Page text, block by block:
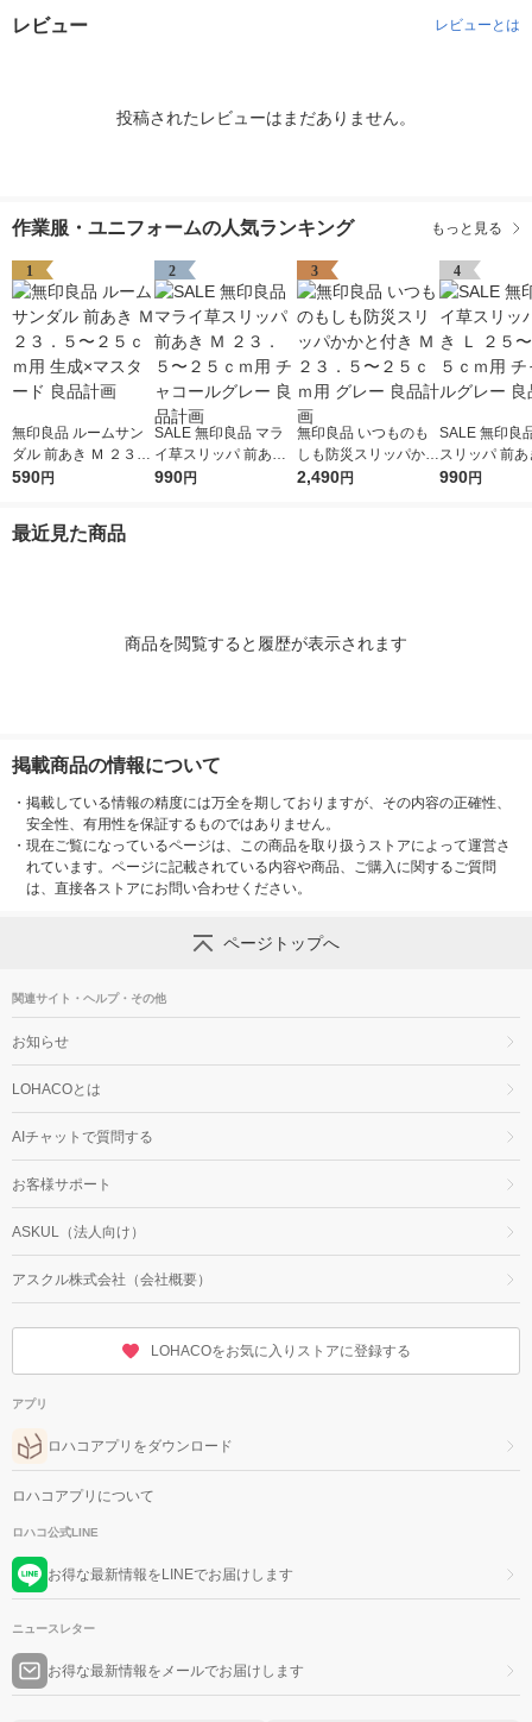
レビュー レビューとは
投稿されたレビューはまだありません。
作業服・ユニフォームの人気ランキング もっと見る
1
無印良品 ルームサン
ダル 前あき Ｍ ２３．
５〜２５ｃｍ用 生成×
590円
2
SALE 無印良品 マラ
イ草スリッパ 前あき
Ｍ ２３．５〜２５ｃ
990円
3
無印良品 いつものも
しも防災スリッパかか
と付き Ｍ ２３．５〜
2,490円
4
SALE 無印良
スリッパ 前あ
５〜２６．５
990円
最近見た商品
商品を閲覧すると履歴が表示されます
掲載商品の情報について
・ 掲載している情報の精度には万全を期しておりますが、その内容の正確性、
安全性、有用性を保証するものではありません。
・ 現在ご覧になっているページは、この商品を取り扱うストアによって運営さ
れています。ページに記載されている内容や商品、ご購入に関するご質問
は、直接各ストアにお問い合わせください。
ページトップへ
関連サイト・ヘルプ・その他
お知らせ
LOHACOとは
AIチャットで質問する
お客様サポート
ASKUL（法人向け）
アスクル株式会社（会社概要）
LOHACOをお気に入りストアに登録する
アプリ
ロハコアプリをダウンロード
ロハコアプリについて
ロハコ公式LINE
お得な最新情報をLINEでお届けします
ニュースレター
お得な最新情報をメールでお届けします